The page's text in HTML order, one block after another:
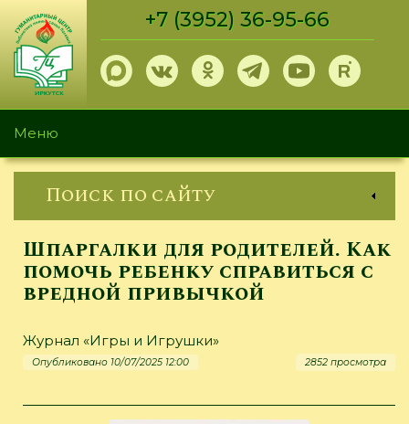
Перейти
основному
содержанию
+7 (3952) 36-95-66
Меню
Поиск по сайту
Шпаргалки для родителей. Как
помочь ребенку справиться с
вредной привычкой
Журнал «Игры и Игрушки»
Опубликовано 10/07/2025 12:00 2852 просмотра